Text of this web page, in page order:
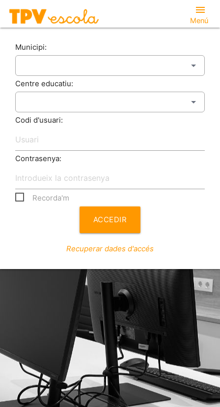
menu
Menú
Municipi:
Centre educatiu:
Codi d'usuari:
Contrasenya:
Recorda'm
ACCEDIR
Recuperar dades d'accés